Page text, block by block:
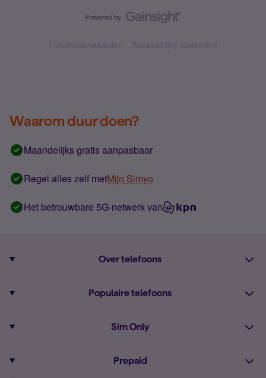
Forumvoorwaarden Accessibility statement
Waarom duur doen?
Maandelijks gratis aanpasbaar
Regel alles zelf metMijn Simyo
Het betrouwbare 5G-netwerk van
Over telefoons
Alle telefoons
Populaire telefoons
iPhone 16
Sim Only
Prepaid